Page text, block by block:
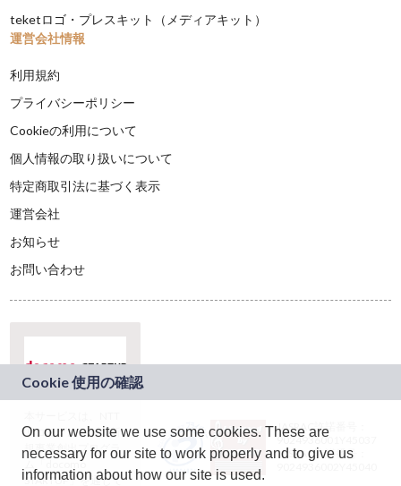
teketロゴ・プレスキット（メディアキット）
運営会社情報
利用規約
プライバシーポリシー
Cookieの利用について
個人情報の取り扱いについて
特定商取引法に基づく表示
運営会社
お知らせ
お問い合わせ
ドコモグループの新
規事業創出プログラ
ム「docomo
STARTUP」を通じて
JASRAC許諾番号：
9024936001Y45037
JASRAC許諾番号：
On our website we use some cookies. These are
necessary for our site to work properly and to give us
information about how our site is used.